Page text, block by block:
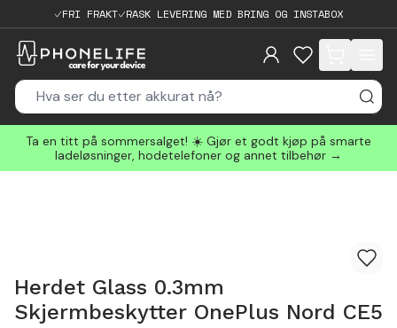
FRI FRAKT RASK LEVERING MED BRING OG INSTABOX
items in cart,
Ta en titt på sommersalget! ☀️ Gjør et godt kjøp på smarte
ladeløsninger, hodetelefoner og annet tilbehør →
Herdet Glass 0.3mm
Skjermbeskytter OnePlus Nord CE5